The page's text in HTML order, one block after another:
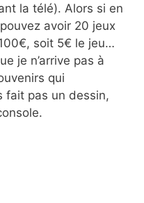
la télé). Alors si en
avoir 20 jeux
soit 5€ le jeu…
je n’arrive pas à
qui
fait pas un dessin,